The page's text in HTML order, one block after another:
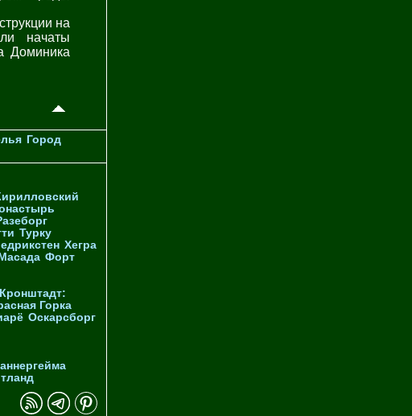
на
начаты
Доминика
Город
Турку
Хегра
Масада Форт
Кронштадт:
Горка
Оскарсборг